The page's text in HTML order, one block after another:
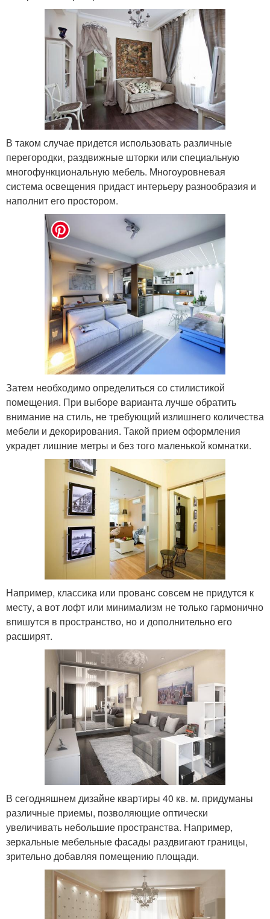
В таком случае придется использовать различные
перегородки, раздвижные шторки или специальную
многофункциональную мебель. Многоуровневая
система освещения придаст интерьеру разнообразия и
наполнит его простором.
Затем необходимо определиться со стилистикой
помещения. При выборе варианта лучше обратить
внимание на стиль, не требующий излишнего количества
мебели и декорирования. Такой прием оформления
украдет лишние метры и без того маленькой комнатки.
Например, классика или прованс совсем не придутся к
месту, а вот лофт или минимализм не только гармонично
впишутся в пространство, но и дополнительно его
расширят.
В сегодняшнем дизайне квартиры 40 кв. м. придуманы
различные приемы, позволяющие оптически
увеличивать небольшие пространства. Например,
зеркальные мебельные фасады раздвигают границы,
зрительно добавляя помещению площади.